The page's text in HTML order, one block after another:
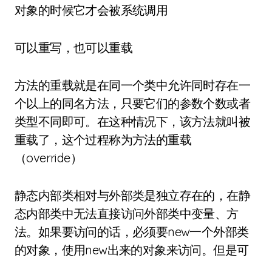
对象的时候它才会被系统调用
可以重写，也可以重载
方法的重载就是在同一个类中允许同时存在一
个以上的同名方法，只要它们的参数个数或者
类型不同即可。在这种情况下，该方法就叫被
重载了，这个过程称为方法的重载
（override）
静态内部类相对与外部类是独立存在的，在静
态内部类中无法直接访问外部类中变量、方
法。如果要访问的话，必须要new一个外部类
的对象，使用new出来的对象来访问。但是可